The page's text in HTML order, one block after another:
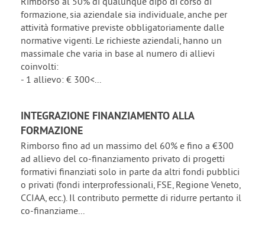
formazione, sia aziendale sia individuale, anche per
attività formative previste obbligatoriamente dalle
normative vigenti. Le richieste aziendali, hanno un
massimale che varia in base al numero di allievi
coinvolti:
- 1 allievo: € 300<...
INTEGRAZIONE FINANZIAMENTO ALLA
FORMAZIONE
Rimborso fino ad un massimo del 60% e fino a €300
ad allievo del co-finanziamento privato di progetti
formativi finanziati solo in parte da altri fondi pubblici
o privati (fondi interprofessionali, FSE, Regione Veneto,
CCIAA, ecc.). Il contributo permette di ridurre pertanto il
co-finanziame...